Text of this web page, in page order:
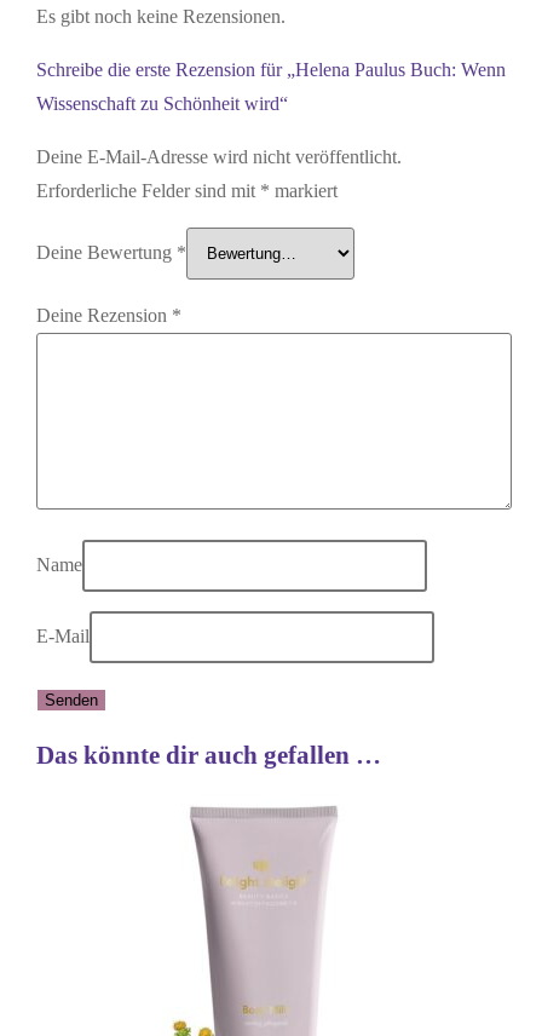
Es gibt noch keine Rezensionen.
Schreibe die erste Rezension für „Helena Paulus Buch: Wenn
Wissenschaft zu Schönheit wird“
Deine E-Mail-Adresse wird nicht veröffentlicht.
Erforderliche Felder sind mit * markiert
Deine Bewertung *
Deine Rezension *
Name
E-Mail
Das könnte dir auch gefallen …